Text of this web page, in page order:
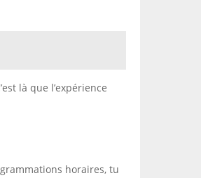
là que l’expérience
horaires, tu